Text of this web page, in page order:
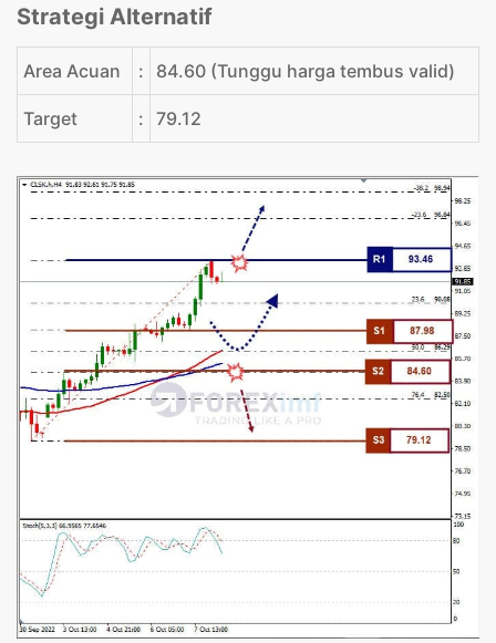
Strategi Alternatif
Area Acuan : 84.60 (Tunggu harga tembus valid)
Target : 79.12